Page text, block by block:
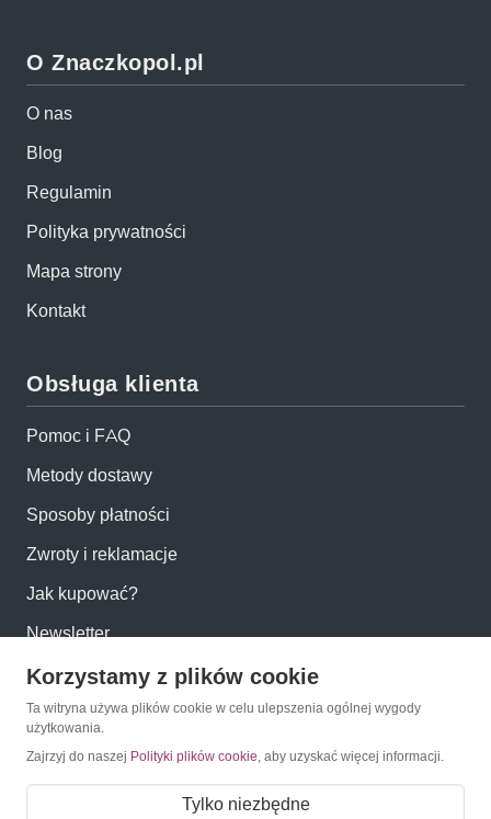
O Znaczkopol.pl
O nas
Blog
Regulamin
Polityka prywatności
Mapa strony
Kontakt
Obsługa klienta
Pomoc i FAQ
Metody dostawy
Sposoby płatności
Zwroty i reklamacje
Jak kupować?
Newsletter
Konto
Moje konto
Korzystamy z plików cookie
Ta witryna używa plików cookie w celu ulepszenia ogólnej wygody
użytkowania.
Zajrzyj do naszej Polityki plików cookie, aby uzyskać więcej informacji.
Tylko niezbędne